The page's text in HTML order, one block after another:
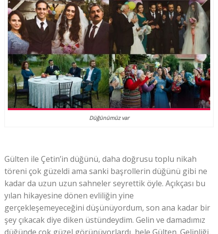
Düğünümüz var
Gülten ile Çetin’in düğünü, daha doğrusu toplu nikah
töreni çok güzeldi ama sanki başrollerin düğünü gibi ne
kadar da uzun uzun sahneler seyrettik öyle. Açıkçası bu
yılan hikayesine dönen evliliğin yine
gerçekleşemeyeceğini düşünüyordum, son ana kadar bir
şey çıkacak diye diken üstündeydim. Gelin ve damadımız